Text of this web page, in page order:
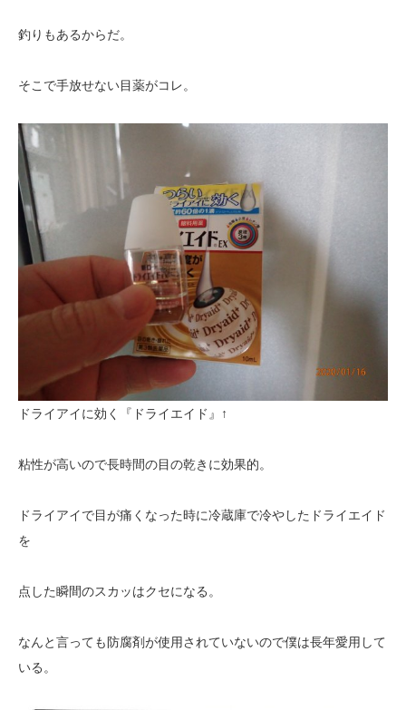
釣りもあるからだ。
そこで手放せない目薬がコレ。
ドライアイに効く『ドライエイド』↑
粘性が高いので長時間の目の乾きに効果的。
ドライアイで目が痛くなった時に冷蔵庫で冷やしたドライエイド
を
点した瞬間のスカッはクセになる。
なんと言っても防腐剤が使用されていないので僕は長年愛用して
いる。